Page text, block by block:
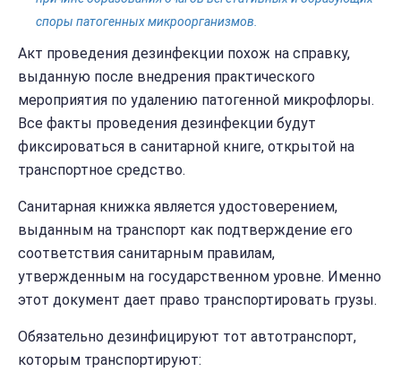
споры патогенных микроорганизмов.
Акт проведения дезинфекции похож на справку,
выданную после внедрения практического
мероприятия по удалению патогенной микрофлоры.
Все факты проведения дезинфекции будут
фиксироваться в санитарной книге, открытой на
транспортное средство.
Санитарная книжка является удостоверением,
выданным на транспорт как подтверждение его
соответствия санитарным правилам,
утвержденным на государственном уровне. Именно
этот документ дает право транспортировать грузы.
Обязательно дезинфицируют тот автотранспорт,
которым транспортируют: